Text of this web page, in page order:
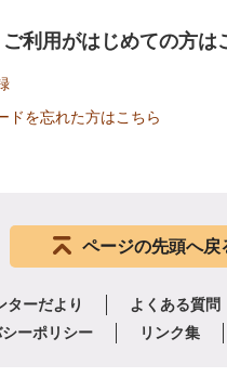
ご利用がはじめての方は
ドを忘れた方はこちら
ページの先頭へ戻
ターだより よくある質問
ーポリシー
リンク集